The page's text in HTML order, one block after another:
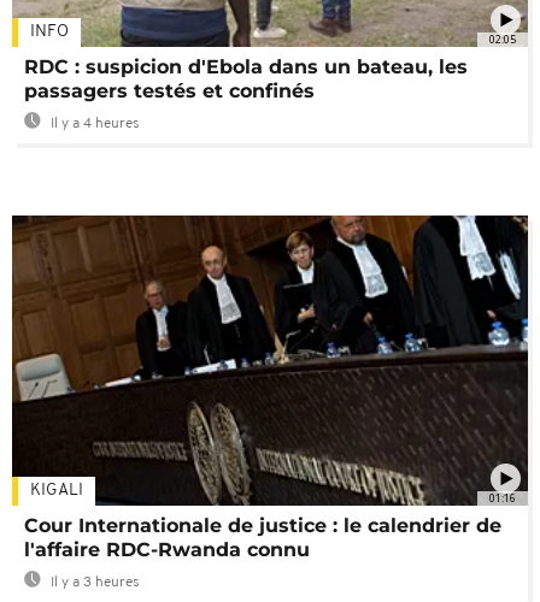
02:05
INFO
RDC : suspicion d'Ebola dans un bateau, les
passagers testés et confinés
Il y a 4 heures
01:16
KIGALI
Cour Internationale de justice : le calendrier de
l'affaire RDC-Rwanda connu
Il y a 3 heures